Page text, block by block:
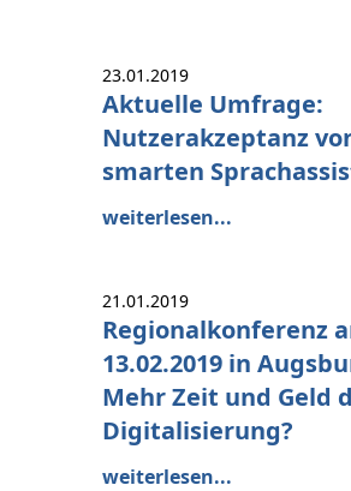
23.01.2019
Aktuelle Umfrage:
Nutzerakzeptanz
smarten
weiterlesen...
21.01.2019
Regionalkonferenz
13.02.2019 in
Mehr Zeit und Geld
Digitalisierung?
weiterlesen...